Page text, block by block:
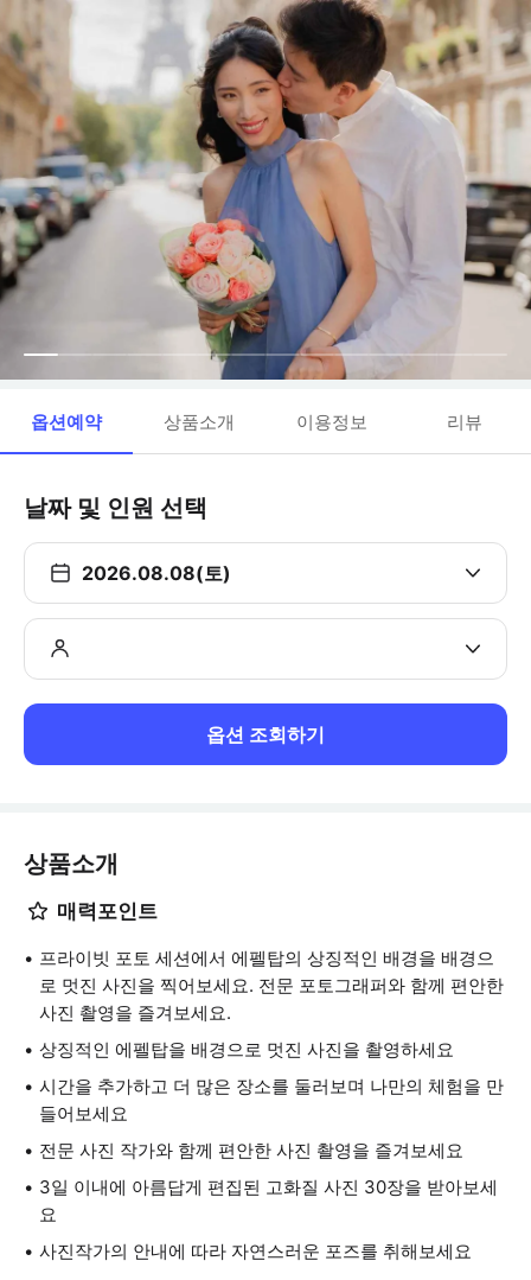
옵션예약 상품소개 이용정보 리뷰
날짜 및 인원 선택
2026.08.08(토)
옵션 조회하기
상품소개
매력포인트
프라이빗 포토 세션에서 에펠탑의 상징적인 배경을 배경으
로 멋진 사진을 찍어보세요. 전문 포토그래퍼와 함께 편안한
사진 촬영을 즐겨보세요.
상징적인 에펠탑을 배경으로 멋진 사진을 촬영하세요
시간을 추가하고 더 많은 장소를 둘러보며 나만의 체험을 만
들어보세요
전문 사진 작가와 함께 편안한 사진 촬영을 즐겨보세요
3일 이내에 아름답게 편집된 고화질 사진 30장을 받아보세
요
사진작가의 안내에 따라 자연스러운 포즈를 취해보세요